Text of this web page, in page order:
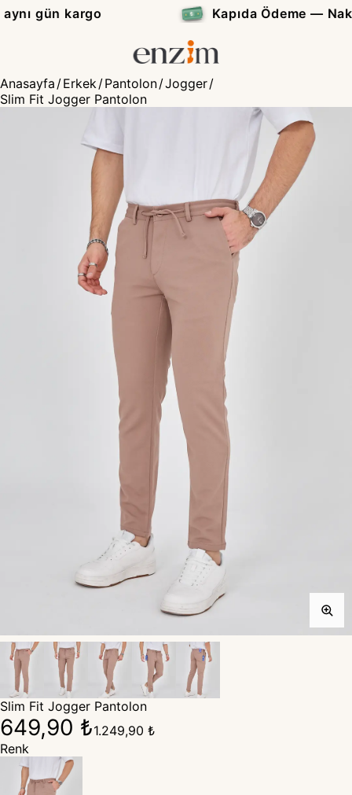
₺ Kapıda Ödeme — Nakit veya Kredi Kartı
Anasayfa /Erkek/Pantolon/Jogger/
Slim Fit Jogger Pantolon
Slim Fit Jogger Pantolon
649,90 ₺1.249,90 ₺
Renk